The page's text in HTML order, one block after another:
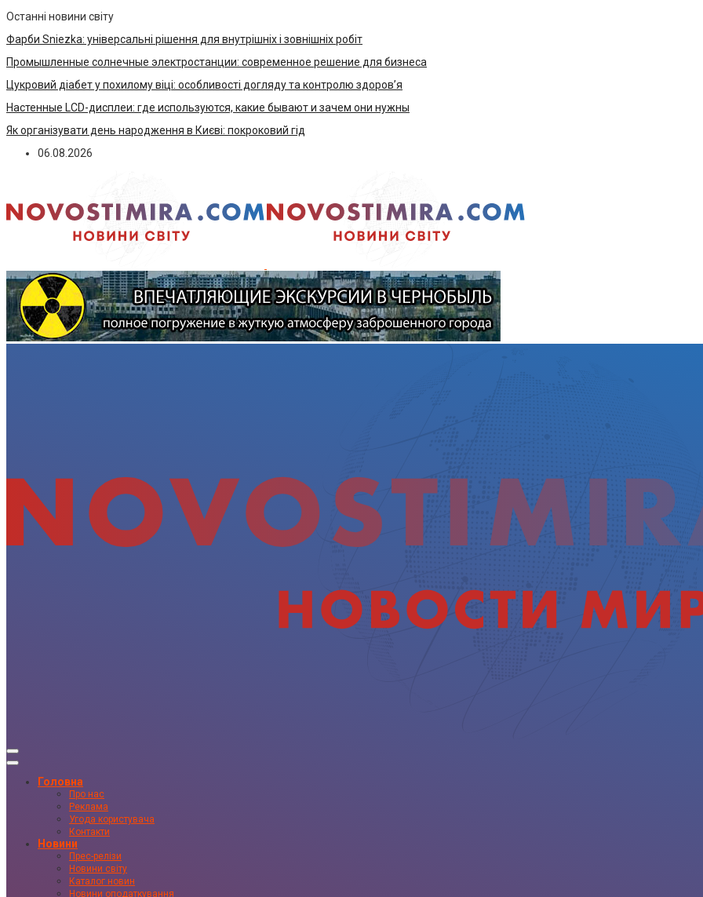
Останні новини світу
Фарби Sniezka: універсальні рішення для внутрішніх і зовнішніх робіт
Промышленные солнечные электростанции: современное решение для бизнеса
Цукровий діабет у похилому віці: особливості догляду та контролю здоров’я
Настенные LCD-дисплеи: где используются, какие бывают и зачем они нужны
Як організувати день народження в Києві: покроковий гід
06.08.2026
Головна
Про нас
Реклама
Угода користувача
Контакти
Новини
Прес-релізи
Новини світу
Каталог новин
Новини оподаткування